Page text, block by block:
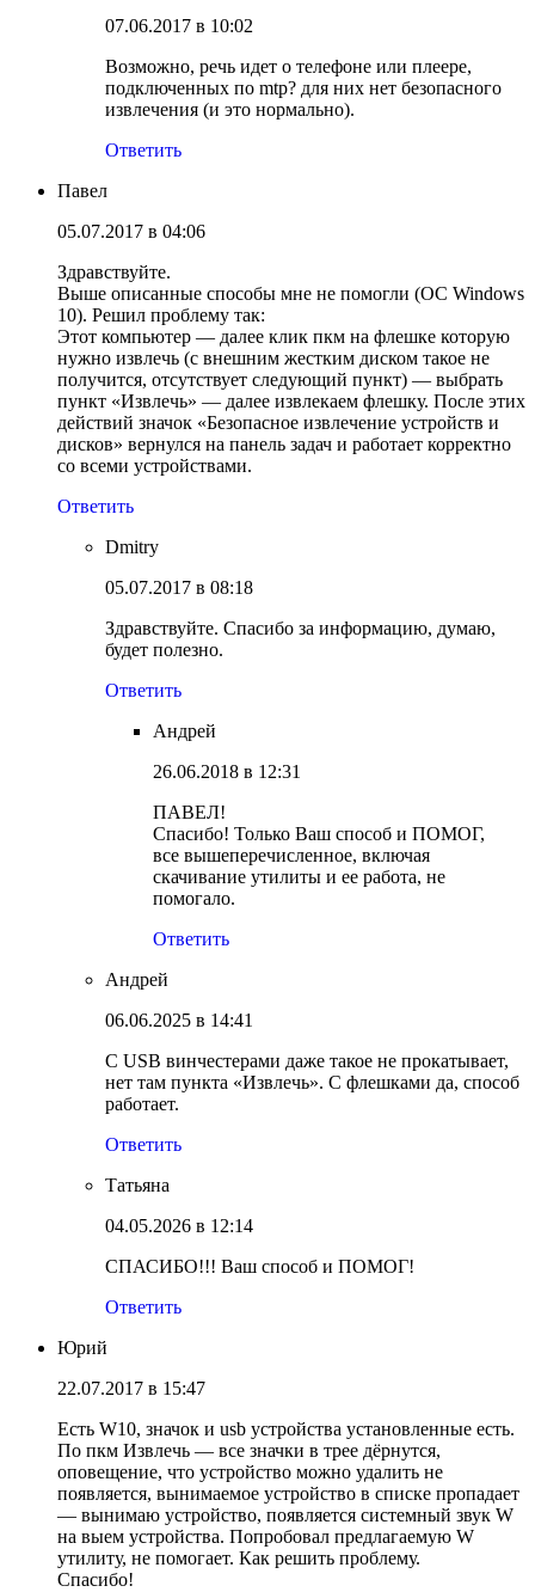
07.06.2017 в 10:02
Возможно, речь идет о телефоне или плеере,
подключенных по mtp? для них нет безопасного
извлечения (и это нормально).
Ответить
Павел
05.07.2017 в 04:06
Здравствуйте.
Выше описанные способы мне не помогли (ОС Windows
10). Решил проблему так:
Этот компьютер — далее клик пкм на флешке которую
нужно извлечь (с внешним жестким диском такое не
получится, отсутствует следующий пункт) — выбрать
пункт «Извлечь» — далее извлекаем флешку. После этих
действий значок «Безопасное извлечение устройств и
дисков» вернулся на панель задач и работает корректно
со всеми устройствами.
Ответить
Dmitry
05.07.2017 в 08:18
Здравствуйте. Спасибо за информацию, думаю,
будет полезно.
Ответить
Андрей
26.06.2018 в 12:31
ПАВЕЛ!
Спасибо! Только Ваш способ и ПОМОГ,
все вышеперечисленное, включая
скачивание утилиты и ее работа, не
помогало.
Ответить
Андрей
06.06.2025 в 14:41
С USB винчестерами даже такое не прокатывает,
нет там пункта «Извлечь». С флешками да, способ
работает.
Ответить
Татьяна
04.05.2026 в 12:14
СПАСИБО!!! Ваш способ и ПОМОГ!
Ответить
Юрий
22.07.2017 в 15:47
Есть W10, значок и usb устройства установленные есть.
По пкм Извлечь — все значки в трее дёрнутся,
оповещение, что устройство можно удалить не
появляется, вынимаемое устройство в списке пропадает
— вынимаю устройство, появляется системный звук W
на выем устройства. Попробовал предлагаемую W
утилиту, не помогает. Как решить проблему.
Спасибо!